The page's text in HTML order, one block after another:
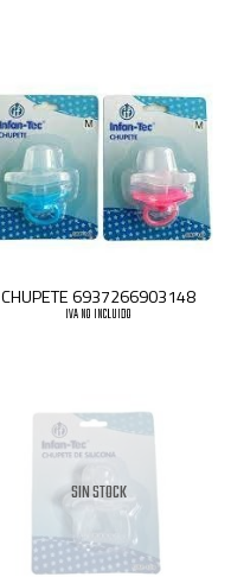
CHUPETE 6937266903148
IVA NO INCLUIDO
SIN STOCK